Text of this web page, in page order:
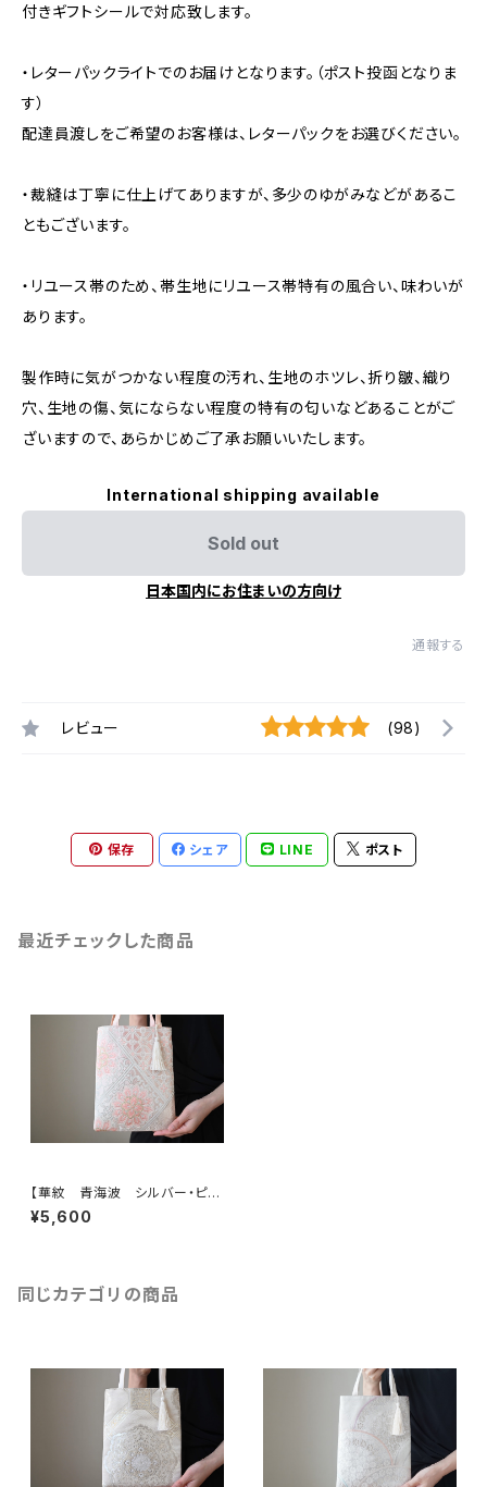
付きギフトシールで対応致します。
・レターパックライトでのお届けとなります。（ポスト投函となりま
す）
配達員渡しをご希望のお客様は、レターパックをお選びください。
・裁縫は丁寧に仕上げてありますが、多少のゆがみなどがあるこ
ともございます。
・リユース帯のため、帯生地にリユース帯特有の風合い、味わいが
あります。
製作時に気がつかない程度の汚れ、生地のホツレ、折り皺、織り
穴、生地の傷、気にならない程度の特有の匂いなどあることがご
ざいますので、あらかじめご了承お願いいたします。
International shipping available
Sold out
日本国内にお住まいの方向け
通報する
レビュー (98)
保存 シェア LINE ポスト
最近チェックした商品
【華紋 青海波 シルバー・ピン
ク シルク帯リメイク ミニサブ
バック フォーマルバック】日常使
¥5,600
同じカテゴリの商品